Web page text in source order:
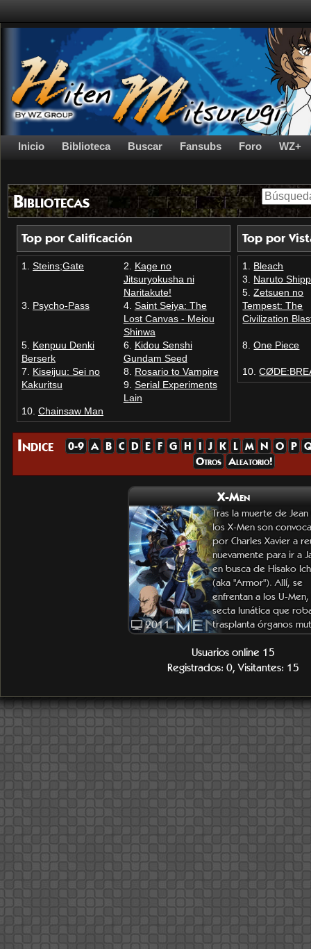
Inicio Biblioteca Buscar Fansubs Foro WZ+
Bibliotecas
Top por Calificación
Steins;Gate
Kage no
Jitsuryokusha ni
Naritakute!
Psycho-Pass
Saint Seiya: The
Lost Canvas - Meiou
Shinwa
Kenpuu Denki
Berserk
Kidou Senshi
Gundam Seed
Kiseijuu: Sei no
Kakuritsu
Rosario to Vampire
Serial Experiments
Lain
Chainsaw Man
Top por
Bleach
Naruto
Zetsuen no
Tempest: The
Civilization
One Piece
Indice 0-9 A B C D E F G H I J K L M N O P
Otros Aleatorio!
X-Men
2011
Tras la muerte de Jean
los X-Men son
por Charles Xavier a
nuevamente para ir a
en busca de Hisako
(aka "Armor"). Allí, se
enfrentan a los U-Men,
secta lunática que
trasplanta órganos
Usuarios online 15
Registrados: 0, Visitantes: 15